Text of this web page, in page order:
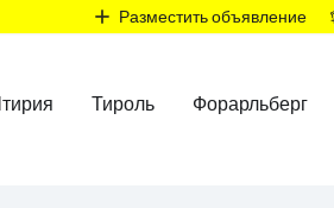
Разместить объявление
Тироль Форарльберг